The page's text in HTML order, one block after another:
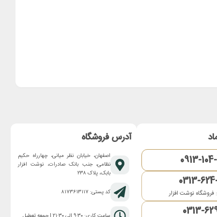
0913-
0313-
نوشت افزار
0313-
آدرس فروشگاه
اصفهان، خیابان نظر میانی، چهارراه حکیم
نظامی، جنب بانک صادرات، نوشت افزار
بابک، پلاک ۲۳۸
کد پستی: ۸۱۷۳۶۱۳۱۱۷